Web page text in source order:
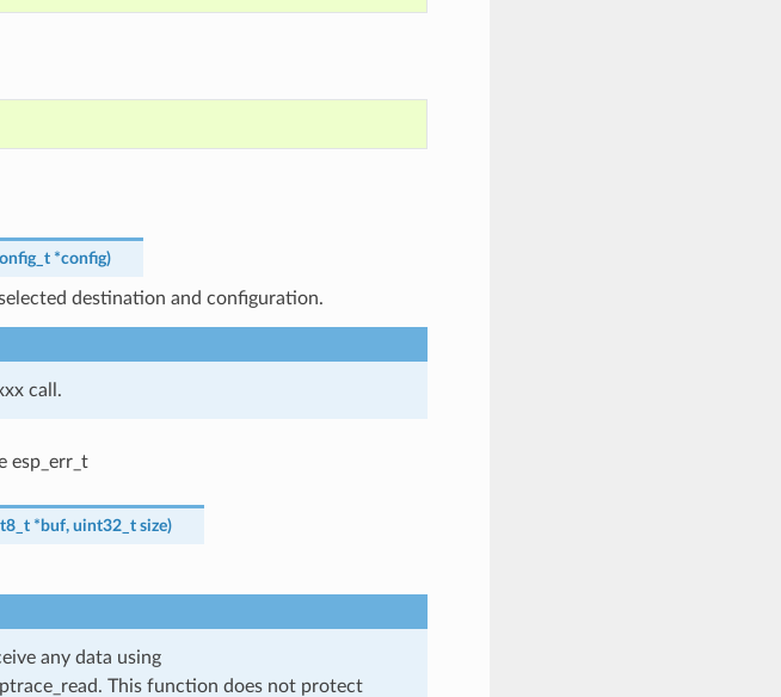
*config)
destination and configuration.
call.
esp_err_t
* buf, uint32_t size)
any data using
This function does not protect